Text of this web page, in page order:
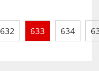
632 633 634